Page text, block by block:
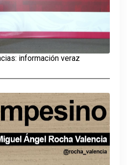
información veraz